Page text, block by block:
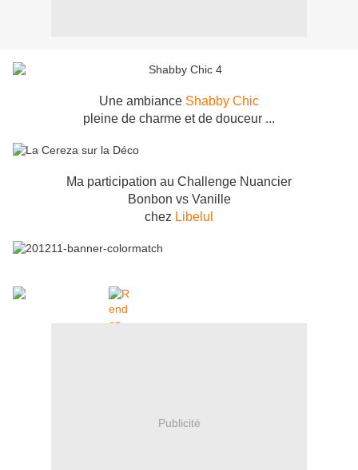
Une ambiance Shabby Chic
pleine de charme et de douceur ...
Ma participation au Challenge Nuancier
Bonbon vs Vanille
chez Libelul
Publicité